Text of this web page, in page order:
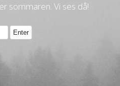
sommaren. Vi ses då!